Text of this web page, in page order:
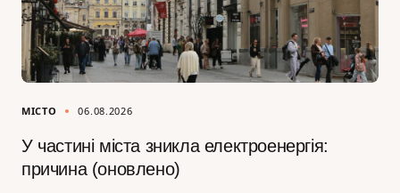
МІСТО 06.08.2026
У частині міста зникла електроенергія:
причина (оновлено)